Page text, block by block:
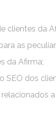
clientes da
as
da Afirma;
SEO dos